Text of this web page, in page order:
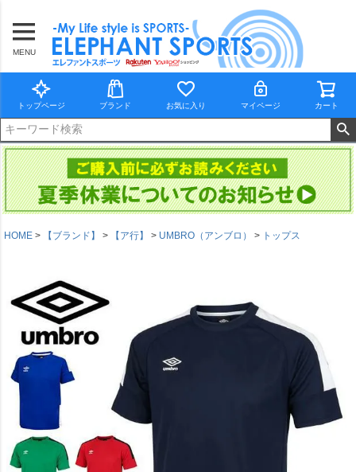
MENU
トップページ ブランド お気に入り マイページ カート
HOME 【ブランド】 【ア行】 UMBRO（アンブロ） トップス